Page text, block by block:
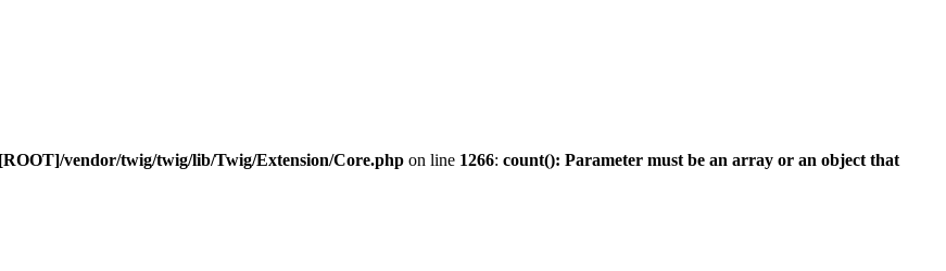
[ROOT]/vendor/twig/twig/lib/Twig/Extension/Core.php on line 1266: count(): Parameter must be an array or an object that